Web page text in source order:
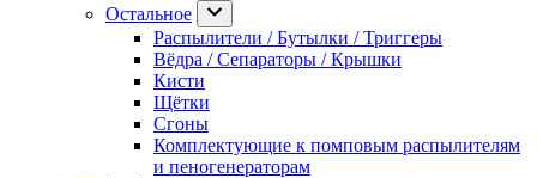
Остальное
Распылители / Бутылки / Триггеры
Вёдра / Сепараторы / Крышки
Кисти
Щётки
Сгоны
Комплектующие к помповым распылителям
и пеногенераторам